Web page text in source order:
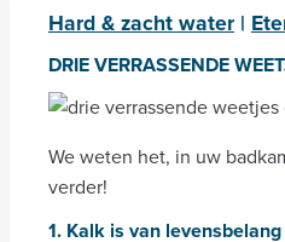
Hard & zacht water |
DRIE VERRASSENDE
We weten het, in uw
verder!
1. Kalk is van